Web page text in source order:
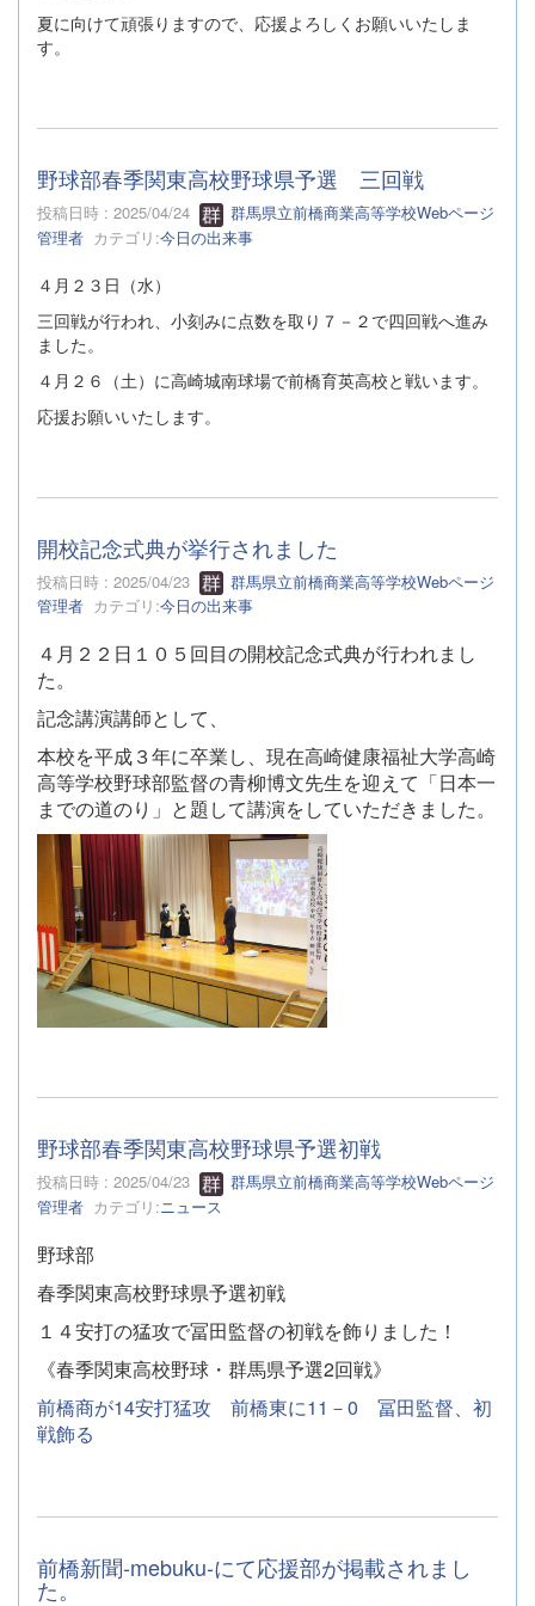
夏に向けて頑張りますので、応援よろしくお願いいたしま
す。
野球部春季関東高校野球県予選 三回戦
投稿日時 : 2025/04/24
群馬県立前橋商業高等学校Webページ
管理者 カテゴリ:今日の出来事
４月２３日（水）
三回戦が行われ、小刻みに点数を取り７－２で四回戦へ進み
ました。
４月２６（土）に高崎城南球場で前橋育英高校と戦います。
応援お願いいたします。
開校記念式典が挙行されました
投稿日時 : 2025/04/23
群馬県立前橋商業高等学校Webページ
管理者 カテゴリ:今日の出来事
４月２２日１０５回目の開校記念式典が行われまし
た。
記念講演講師として、
本校を平成３年に卒業し、現在高崎健康福祉大学高崎
高等学校野球部監督の青柳博文先生を迎えて「日本一
までの道のり」と題して講演をしていただきました。
野球部春季関東高校野球県予選初戦
投稿日時 : 2025/04/23
群馬県立前橋商業高等学校Webページ
管理者 カテゴリ:ニュース
野球部
春季関東高校野球県予選初戦
１４安打の猛攻で冨田監督の初戦を飾りました！
《春季関東高校野球・群馬県予選2回戦》
前橋商が14安打猛攻 前橋東に11－0 冨田監督、初
戦飾る
前橋新聞-mebuku-にて応援部が掲載されまし
た。